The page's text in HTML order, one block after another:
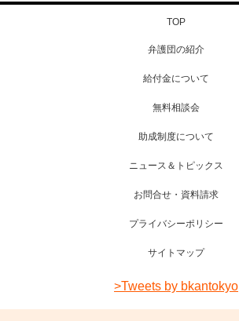
TOP
弁護団の紹介
給付金について
無料相談会
助成制度について
ニュース＆トピックス
お問合せ・資料請求
プライバシーポリシー
サイトマップ
>Tweets by bkantokyo